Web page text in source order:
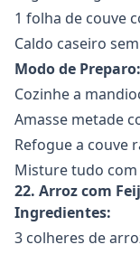
1 folha de couve
Caldo caseiro
Modo de Preparo:
Cozinhe a
Amasse metade
Refogue a couve
Misture tudo
22. Arroz com
Ingredientes:
3 colheres de